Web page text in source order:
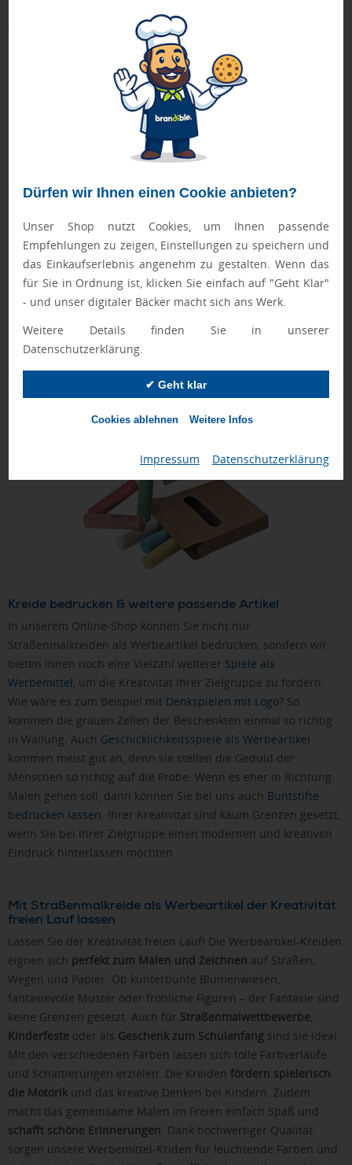
Dürfen wir Ihnen einen Cookie anbieten?
Unser Shop nutzt Cookies, um Ihnen passende
Empfehlungen zu zeigen, Einstellungen zu speichern und
das Einkaufserlebnis angenehm zu gestalten. Wenn das
für Sie in Ordnung ist, klicken Sie einfach auf "Geht Klar"
- und unser digitaler Bäcker macht sich ans Werk.
Weitere Details finden Sie in unserer
Datenschutzerklärung.
✔ Geht klar
Cookies ablehnen Weitere Infos
Impressum Datenschutzerklärung
Malkreiden und Straßenmalkreiden als
!Ob für Kinder-Events, Straßenfeste oder als
– mit Ihrem Logo bedruckt, hinterlassen
die bunten Kreiden bleibenden Eindruck bei Groß und Klein.
Kreide- & Straßenkreide-Werbeartikel in
verschiedenen Ausführungen
Bringen Sie Farbe ins Spiel mit unseren bedruckbaren
Malkreiden und Straßenmalkreiden als
away– mit Ihrem Logo bedruckt, hinterlassen die bunten
Kreiden bleibenden Eindruck bei Groß und Klein.
Unser Sortiment an Werbe-Malkreiden umfasst unter anderem:
Straßenmalkreide-Sets in verschiedenen Größen und
Verpackungen
Einzelne Straßenmalkreiden in vielen Farben
Wachsmalstifte-Sets mit 6 oder 12 Stiften
Kreideeier im Pappkarton als Ostergeschenk
Malkreide-Sets in Textiltaschen
Kreide bedrucken & weitere passende Artikel
In unserem Online-Shop können Sie nicht nur
Straßenmalkreiden als Werbeartikel bedrucken, sondern wir
bieten Ihnen noch eine Vielzahl weiterer Spiele als
Werbemittel , um die Kreativität Ihrer Zielgruppe zu fördern.
Wie wäre es zum Beispiel mit Denkspielen mit Logo? So
kommen die grauen Zellen der Beschenkten einmal so richtig
in Wallung. Auch Geschicklichkeitsspiele als Werbeartikel
kommen meist gut an, denn sie stellen die Geduld der
Menschen so richtig auf die Probe. Wenn es eher in Richtung
Malen gehen soll, dann können Sie bei uns auch Buntstifte
bedrucken lassen . Ihrer Kreativität sind kaum Grenzen gesetzt,
wenn Sie bei Ihrer Zielgruppe einen modernen und kreativen
Eindruck hinterlassen möchten.
Mit Straßenmalkreide als Werbeartikel der Kreativität
freien Lauf lassen
Lassen Sie der Kreativität freien Lauf! Die Werbeartikel-Kreiden
eignen sich perfekt zum Malen und Zeichnen auf Straßen,
Wegen und Papier. Ob kunterbunte Blumenwiesen,
fantasievolle Muster oder fröhliche Figuren – der Fantasie sind
keine Grenzen gesetzt. Auch für Straßenmalwettbewerbe
Kinderfeste oder als Geschenk zum Schulanfang sind sie ideal.
Mit den verschiedenen Farben lassen sich tolle Farbverläufe
und Schattierungen erzielen. Die Kreiden fördern spielerisch
die Motorik und das kreative Denken bei Kindern. Zudem
macht das gemeinsame Malen im Freien einfach Spaß und
schafft schöne Erinnerungen . Dank hochwertiger Qualität
sorgen unsere Werbemittel-Kriden für leuchtende Farben und